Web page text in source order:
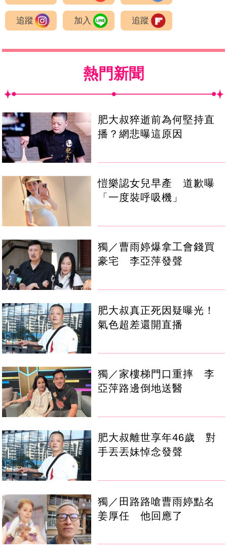
追蹤 加入 追蹤
熱門新聞
肥大叔猝逝前為何堅持直
播？網悲曝這原因
愷樂認女兒早產 道歉曝
「一度裝呼吸機」
獨／曹雨婷爆拿工會錢買
豪宅 李亞萍發聲
肥大叔真正死因疑曝光！
氣色超差還開直播
獨／家樓梯門口重摔 李
亞萍路邊倒地送醫
肥大叔離世享年46歲 對
手丟丟妹悼念發聲
獨／田路路嗆曹雨婷點名
姜厚任 他回應了